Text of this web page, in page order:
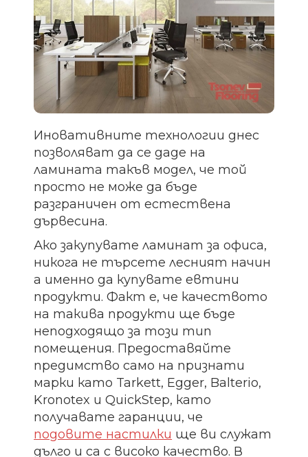
Иновативните технологии днес
позволяват да се даде на
ламината такъв модел, че той
просто не може да бъде
разграничен от естествена
дървесина.
Ако закупувате ламинат за офиса,
никога не търсете лесният начин
а именно да купувате евтини
продукти. Факт е, че качеството
на такива продукти ще бъде
неподходящо за този тип
помещения. Предоставяйте
предимство само на признати
марки като Tarkett, Egger, Balterio,
Kronotex и QuickStep, като
получавате гаранции, че
подовите настилки ще ви служат
дълго и са с високо качество. В